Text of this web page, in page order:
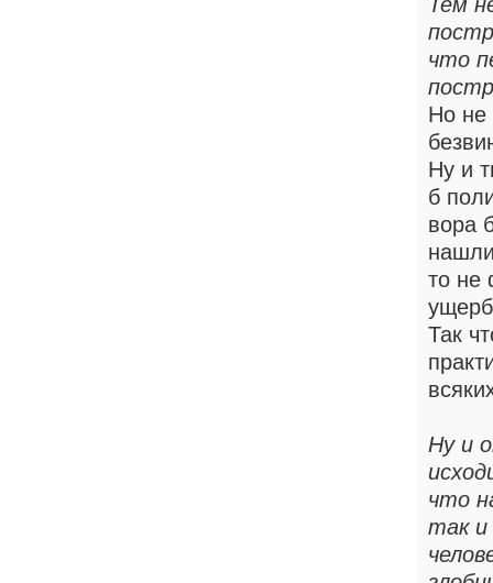
что
Но не
Ну и
б
вора
то не
Так
Ну и
что
так